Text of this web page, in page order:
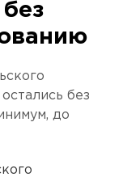
без
до